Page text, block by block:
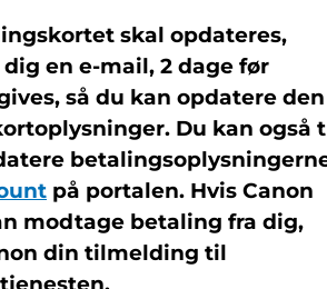
skal opdateres,
en e-mail, 2 dage før
så du kan opdatere den
Du kan også
på portalen. Hvis Canon
modtage betaling fra dig,
din tilmelding til